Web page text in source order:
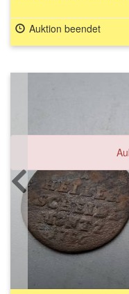
Auktion beendet